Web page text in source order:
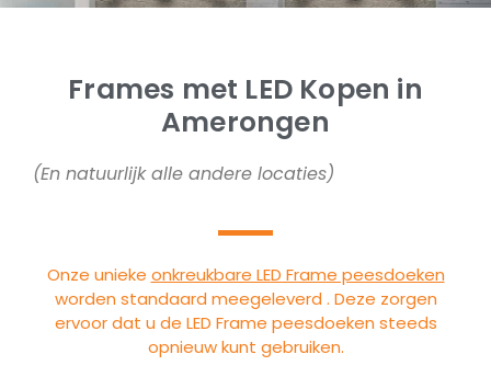
Frames met LED Kopen in
Amerongen
(En natuurlijk alle andere locaties)
Onze unieke onkreukbare LED Frame peesdoeken
worden standaard meegeleverd . Deze zorgen
ervoor dat u de LED Frame peesdoeken steeds
opnieuw kunt gebruiken.